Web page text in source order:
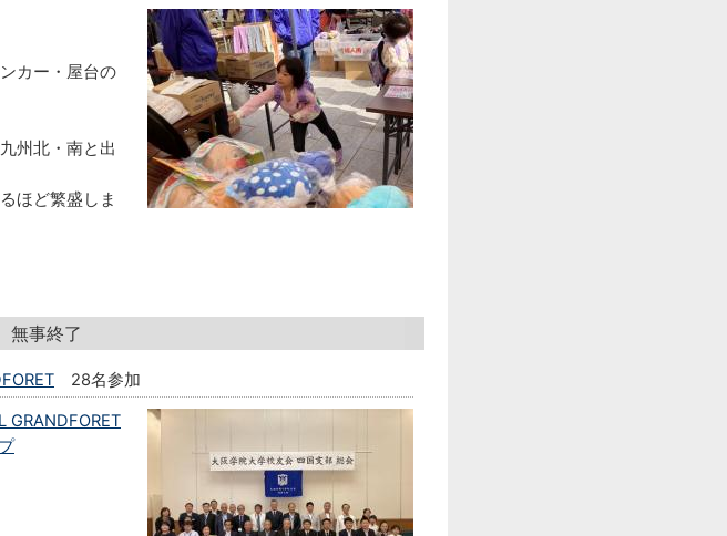
カー・屋台の
州北・南と出
ほど繁盛しま
無事終了
28名参加